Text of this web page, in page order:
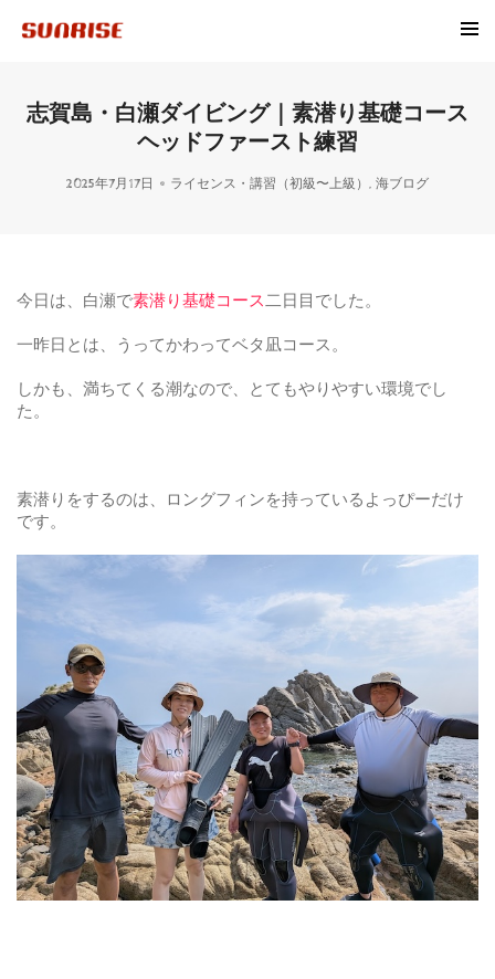
志賀島・白瀬ダイビング｜素潜り基礎コース
ヘッドファースト練習
2025年7月17日 ライセンス・講習（初級〜上級） , 海ブログ
今日は、白瀬で素潜り基礎コース二日目でした。
一昨日とは、うってかわってベタ凪コース。
しかも、満ちてくる潮なので、とてもやりやすい環境でし
た。
素潜りをするのは、ロングフィンを持っているよっぴーだけ
です。